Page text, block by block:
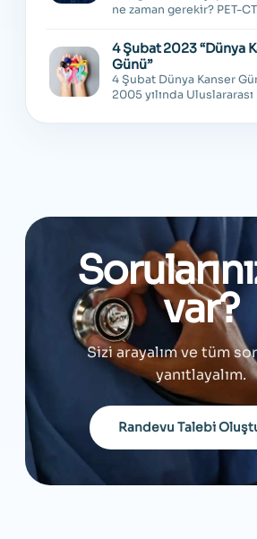
ne zaman gerekir? PET-
4 Şubat 2023 “Dünya
Günü”
4 Şubat Dünya Kanser
2005 yılında Uluslararası
var?
Sizi arayalım ve tüm
yanıtlayalım.
Randevu Talebi